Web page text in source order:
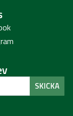
SKICKA